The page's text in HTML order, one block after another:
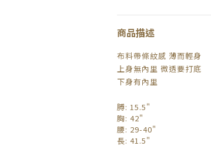
商品描述
布料帶條紋感 薄而輕身
上身無內里 微透要打底
下身有內里
膊: 15.5"
胸: 42"
腰: 29-40"
長: 41.5"